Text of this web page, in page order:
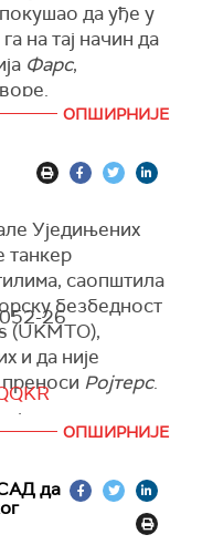
да уђе у
на тај начин да
Фарс,
је у
Џаск, након
Корпуса
(ИРГЦ) да се
да је
да прође
и брзим
ускоро бити
који за циљ
из
да започне
најавама
Трампа и
ОПШИРНИЈЕ
Уједињених
танкер
саопштила
безбедност
(UKMTO),
и да није
Ројтерс.
о инциденту
северно од
Емиратима",
на платформи
пријављен
052-26
May 4,
ОПШИРНИЈЕ
да